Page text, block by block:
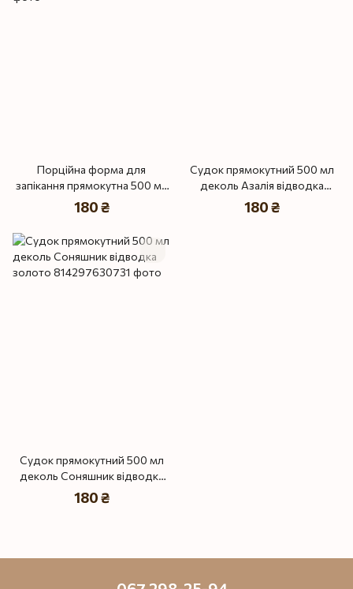
Порційна форма для
запікання прямокутна 500 мл
колір Білий
180 ₴
Судок прямокутний 500 мл
деколь Азалія відводка
золото
180 ₴
Судок прямокутний 500 мл
деколь Соняшник відводка
золото
180 ₴